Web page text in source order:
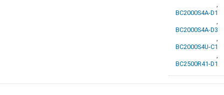
BC2000S4A-D1
BC2000S4A-D3
BC2000S4U-C1
BC2500R41-D1